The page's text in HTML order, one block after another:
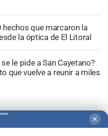
hechos que marcaron la
la óptica de El Litoral
se le pide a San Cayetano?
que vuelve a reunir a miles
✕